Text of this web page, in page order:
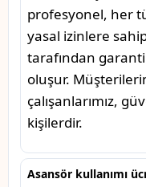
profesyonel, her
yasal izinlere
tarafından garanti
oluşur.
çalışanlarımız,
kişilerdir.
Asansör kullanımı